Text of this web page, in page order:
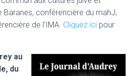
Baranes, conférencière du mahJ,
de l’IMA. Cliquez ici pour
au
du